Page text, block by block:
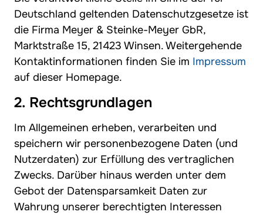
Deutschland geltenden Datenschutzgesetze ist
die Firma Meyer & Steinke-Meyer GbR,
Marktstraße 15, 21423 Winsen. Weitergehende
Kontaktinformationen finden Sie im Impressum
auf dieser Homepage.
2. Rechtsgrundlagen
Im Allgemeinen erheben, verarbeiten und
speichern wir personenbezogene Daten (und
Nutzerdaten) zur Erfüllung des vertraglichen
Zwecks. Darüber hinaus werden unter dem
Gebot der Datensparsamkeit Daten zur
Wahrung unserer berechtigten Interessen